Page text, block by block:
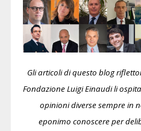
Gli articoli di questo blog
Fondazione Luigi Einaudi li
opinioni diverse sempre in
eponimo conoscere per